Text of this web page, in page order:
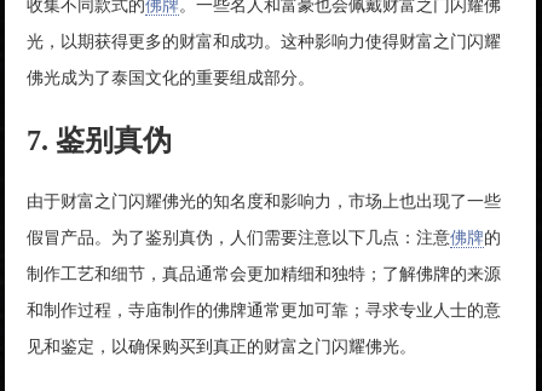
收集不同款式的佛牌 。一些名人和富豪也会佩戴财富之门闪耀佛
光，以期获得更多的财富和成功。这种影响力使得财富之门闪耀
佛光成为了泰国文化的重要组成部分。
7. 鉴别真伪
由于财富之门闪耀佛光的知名度和影响力，市场上也出现了一些
假冒产品。为了鉴别真伪，人们需要注意以下几点：注意佛牌的
制作工艺和细节，真品通常会更加精细和独特；了解佛牌的来源
和制作过程，寺庙制作的佛牌通常更加可靠；寻求专业人士的意
见和鉴定，以确保购买到真正的财富之门闪耀佛光。